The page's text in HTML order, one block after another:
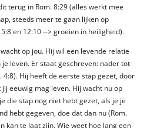
terug in Rom. 8:29 (alles werkt mee
steeds meer te gaan lijken op
en 12:10 --> groeien in heiligheid).
op jou. Hij wil een levende relatie
leven. Er staat geschreven: nader tot
4:8). Hij heeft de eerste stap gezet, door
eeuwig mag leven. Hij wacht nu op
die stap nog niet hebt gezet, als je je
hebt gegeven, doe dat dan nu (Rom.
kan te laat zijn. Wie weet hoe lang een